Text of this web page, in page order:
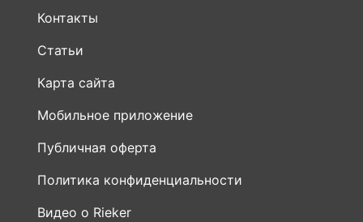
Карта сайта
Мобильное приложение
Публичная оферта
Политика конфиденциальности
Видео о Rieker
Новости